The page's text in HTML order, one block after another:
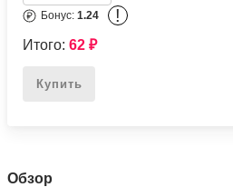
Бонус:1.24 !
Итого:62₽
Купить
Обзор